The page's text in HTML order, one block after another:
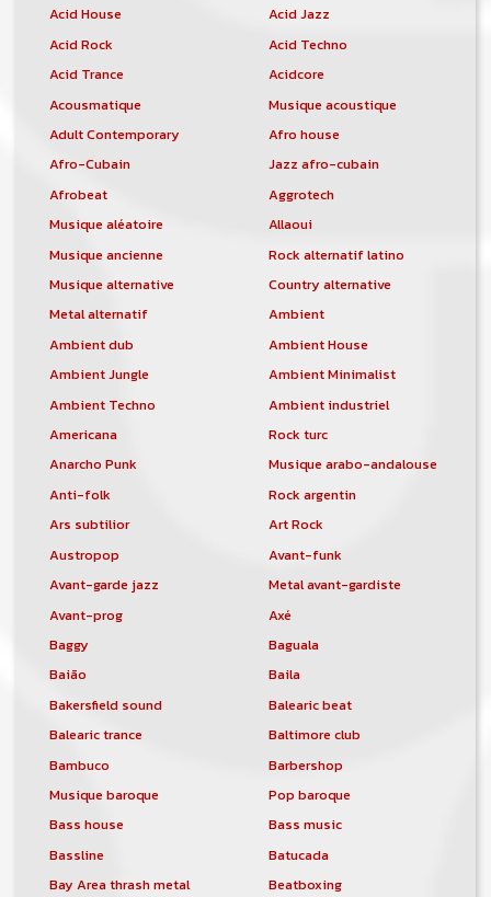
Acid House
Acid Jazz
Acid Rock
Acid Techno
Acid Trance
Acidcore
Acousmatique
Musique acoustique
Adult Contemporary
Afro house
Afro-Cubain
Jazz afro-cubain
Afrobeat
Aggrotech
Musique aléatoire
Allaoui
Musique ancienne
Rock alternatif latino
Musique alternative
Country alternative
Metal alternatif
Ambient
Ambient dub
Ambient House
Ambient Jungle
Ambient Minimalist
Ambient Techno
Ambient industriel
Americana
Rock turc
Anarcho Punk
Musique arabo-andalouse
Anti-folk
Rock argentin
Ars subtilior
Art Rock
Austropop
Avant-funk
Avant-garde jazz
Metal avant-gardiste
Avant-prog
Axé
Baggy
Baguala
Baião
Baila
Bakersfield sound
Balearic beat
Balearic trance
Baltimore club
Bambuco
Barbershop
Musique baroque
Pop baroque
Bass house
Bass music
Bassline
Batucada
Bay Area thrash metal
Beatboxing